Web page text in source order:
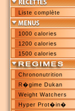
Liste complète
1000 calories
1200 calories
1500 calories
Chrononutrition
R�gime Dukan
Weight Watchers
Hyper Prot�in�